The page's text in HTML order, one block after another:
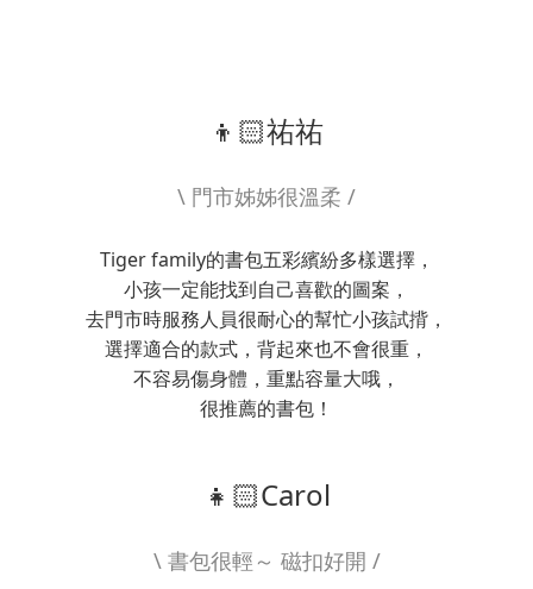
👦🏻祐祐
\ 門市姊姊很溫柔 /
Tiger family的書包五彩繽紛多樣選擇，
小孩一定能找到自己喜歡的圖案，
去門市時服務人員很耐心的幫忙小孩試揹，
選擇適合的款式，背起來也不會很重，
不容易傷身體，重點容量大哦，
很推薦的書包！
👧🏻Carol
\ 書包很輕～ 磁扣好開 /